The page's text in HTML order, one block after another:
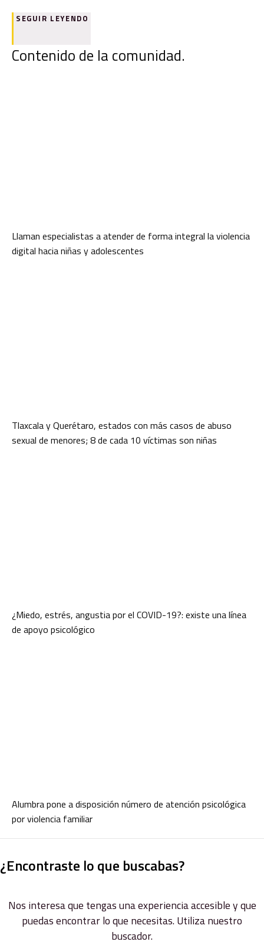
SEGUIR LEYENDO
Contenido de la comunidad.
Llaman especialistas a atender de forma integral la violencia
digital hacia niñas y adolescentes
Tlaxcala y Querétaro, estados con más casos de abuso
sexual de menores; 8 de cada 10 víctimas son niñas
¿Miedo, estrés, angustia por el COVID-19?: existe una línea
de apoyo psicológico
Alumbra pone a disposición número de atención psicológica
por violencia familiar
¿Encontraste lo que buscabas?
Nos interesa que tengas una experiencia accesible y que
puedas encontrar lo que necesitas. Utiliza nuestro
buscador.